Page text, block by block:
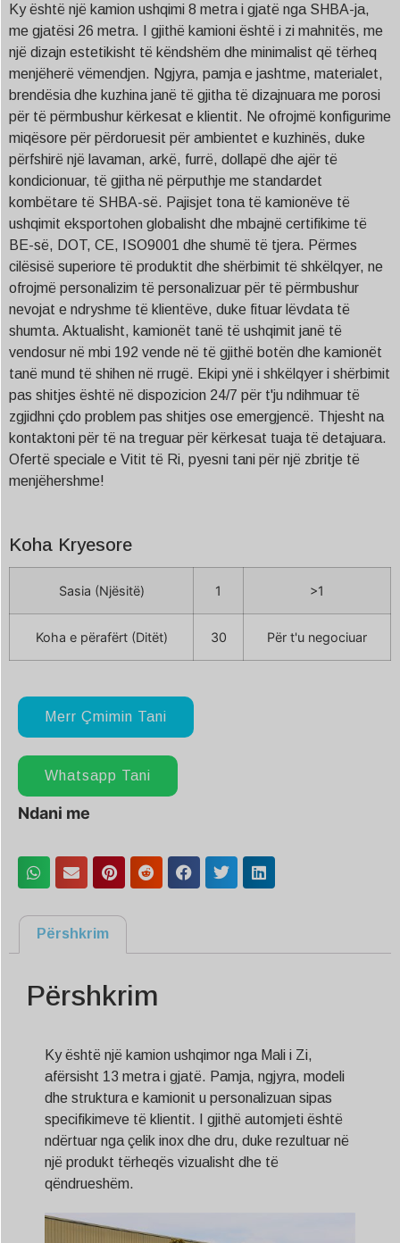
Ky është një kamion ushqimi 8 metra i gjatë nga SHBA-ja,
me gjatësi 26 metra. I gjithë kamioni është i zi mahnitës, me
një dizajn estetikisht të këndshëm dhe minimalist që tërheq
menjëherë vëmendjen. Ngjyra, pamja e jashtme, materialet,
brendësia dhe kuzhina janë të gjitha të dizajnuara me porosi
për të përmbushur kërkesat e klientit. Ne ofrojmë konfigurime
miqësore për përdoruesit për ambientet e kuzhinës, duke
përfshirë një lavaman, arkë, furrë, dollapë dhe ajër të
kondicionuar, të gjitha në përputhje me standardet
kombëtare të SHBA-së. Pajisjet tona të kamionëve të
ushqimit eksportohen globalisht dhe mbajnë certifikime të
BE-së, DOT, CE, ISO9001 dhe shumë të tjera. Përmes
cilësisë superiore të produktit dhe shërbimit të shkëlqyer, ne
ofrojmë personalizim të personalizuar për të përmbushur
nevojat e ndryshme të klientëve, duke fituar lëvdata të
shumta. Aktualisht, kamionët tanë të ushqimit janë të
vendosur në mbi 192 vende në të gjithë botën dhe kamionët
tanë mund të shihen në rrugë. Ekipi ynë i shkëlqyer i shërbimit
pas shitjes është në dispozicion 24/7 për t'ju ndihmuar të
zgjidhni çdo problem pas shitjes ose emergjencë. Thjesht na
kontaktoni për të na treguar për kërkesat tuaja të detajuara.
Ofertë speciale e Vitit të Ri, pyesni tani për një zbritje të
menjëhershme!
Koha Kryesore
Sasia (Njësitë) 1 >1
Koha e përafërt (Ditët) 30 Për t'u negociuar
Merr Çmimin Tani
Whatsapp Tani
Ndani me
Përshkrim
Përshkrim
Ky është një kamion ushqimor nga Mali i Zi,
afërsisht 13 metra i gjatë. Pamja, ngjyra, modeli
dhe struktura e kamionit u personalizuan sipas
specifikimeve të klientit. I gjithë automjeti është
ndërtuar nga çelik inox dhe dru, duke rezultuar në
një produkt tërheqës vizualisht dhe të
qëndrueshëm.